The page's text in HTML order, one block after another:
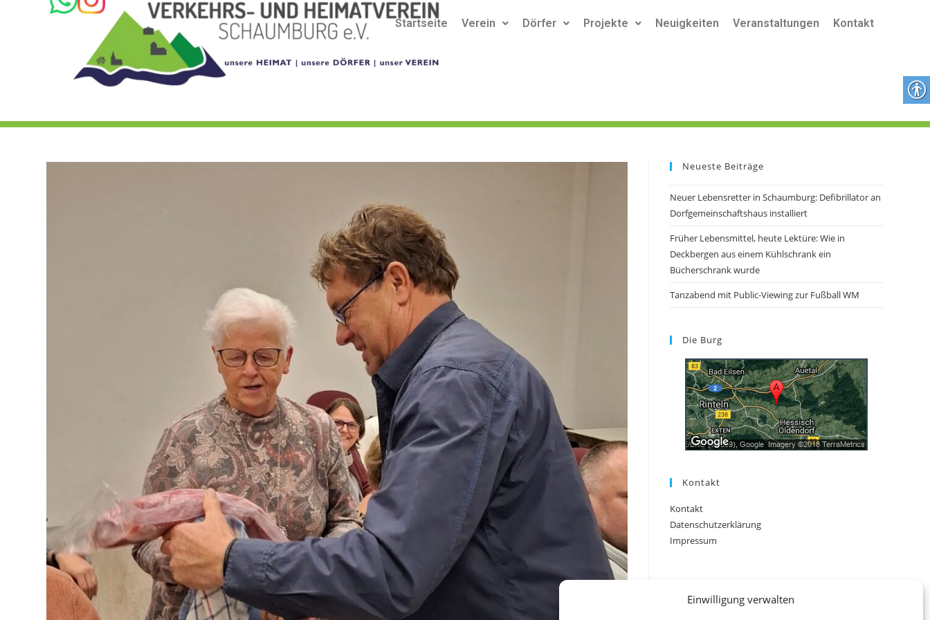
Einwilligung verwalten
Startseite Verein Dörfer Projekte Neuigkeiten Veranstaltungen Kontakt
Neueste Beiträge
Neuer Lebensretter in Schaumburg: Defibrillator an
Dorfgemeinschaftshaus installiert
Früher Lebensmittel, heute Lektüre: Wie in
Deckbergen aus einem Kühlschrank ein
Bücherschrank wurde
Tanzabend mit Public-Viewing zur Fußball WM
Die Burg
Kontakt
Kontakt
Datenschutzerklärung
Impressum